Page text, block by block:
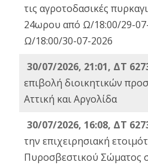
τις αγροτοδασικές
24ωρου από Ω/18:00/29-
Ω/18:00/30-07-2026
30/07/2026, 21:01, ΔΤ
επιβολή διοικητικών
Αττική και Αργολίδα
30/07/2026, 16:08, ΔΤ
την επιχειρησιακή
Πυροσβεστικού Σώματος